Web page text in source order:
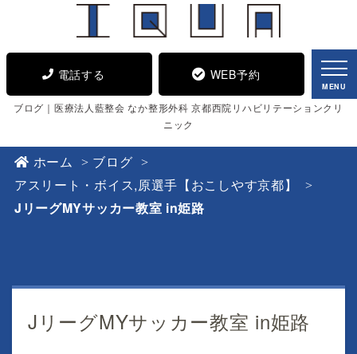
電話する WEB予約
MENU
ブログ｜医療法人藍整会 なか整形外科 京都西院リハビリテーションクリ
ニック
ホーム
ブログ
アスリート・ボイス,原選手【おこしやす京都】
JリーグMYサッカー教室 in姫路
JリーグMYサッカー教室 in姫路